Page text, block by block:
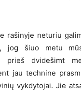
rašinyje neturiu
jog šiuo metu
prieš dvidešimt
jau technine
vykdytojai. Jie